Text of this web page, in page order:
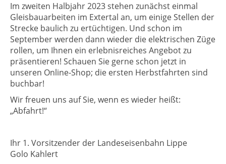
Im zweiten Halbjahr 2023 stehen zunächst einmal
Gleisbauarbeiten im Extertal an, um einige Stellen der
Strecke baulich zu ertüchtigen. Und schon im
September werden dann wieder die elektrischen Züge
rollen, um Ihnen ein erlebnisreiches Angebot zu
präsentieren! Schauen Sie gerne schon jetzt in
unseren Online-Shop; die ersten Herbstfahrten sind
buchbar!
Wir freuen uns auf Sie, wenn es wieder heißt:
„Abfahrt!“
Ihr 1. Vorsitzender der Landeseisenbahn Lippe
Golo Kahlert